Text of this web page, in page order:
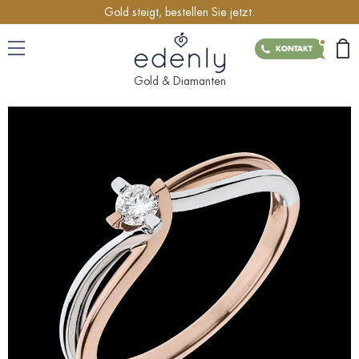
Gold steigt, bestellen Sie jetzt.
KONTAKT
Gold & Diamanten